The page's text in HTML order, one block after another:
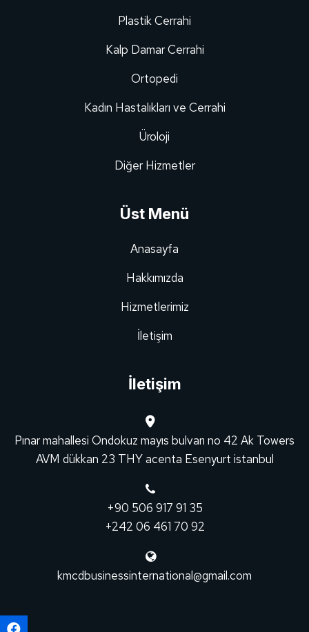
Plastik Cerrahi
Kalp Damar Cerrahi
Ortopedi
Kadın Hastalıkları ve Cerrahi
Üroloji
Diğer Hizmetler
Üst Menü
Anasayfa
Hakkımızda
Hizmetlerimiz
İletişim
İletişim
Pınar mahallesi Ondokuz mayıs bulvarı no 42 Ak Towers
AVM dükkan 23 THY acenta Esenyurt istanbul
+90 506 917 91 35
+242 06 461 70 92
kmcdbusinessinternational@gmail.com